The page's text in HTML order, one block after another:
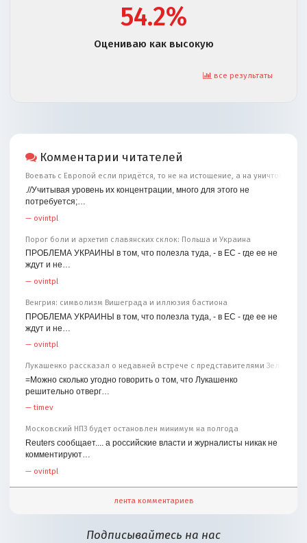
54.2%
Оцениваю как высокую
все результаты
Комментарии читателей
Воевать с Европой если придётся, то не на истощение, а на уничтожение
.//Учитывая уровень их концентрации, много для этого не
потребуется;…
— ovintpl
Порог боли и архетип славянских склок: Польша и Украина
ПРОБЛЕМА УКРАИНЫ в том, что полезла туда, - в ЕС - где ее не
ждут и не…
— ovintpl
Венгрия: символизм Вишеграда и иллюзия бастиона
ПРОБЛЕМА УКРАИНЫ в том, что полезла туда, - в ЕС - где ее не
ждут и не…
— ovintpl
Лукашенко рассказал о недавней встрече с представителями
=Можно сколько угодно говорить о том, что Лукашенко
решительно отверг…
—timev
Московский НПЗ будет остановлен минимум на полгода
Reuters сообщает.... а российские власти и журналисты никак не
комментируют…
— ovintpl
лента комментариев
Подписывайтесь на нас